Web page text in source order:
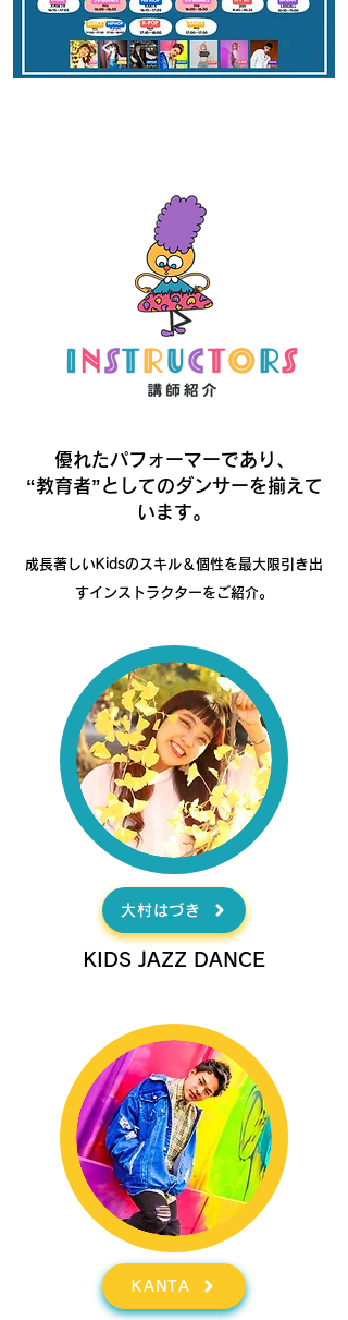
優れたパフォーマーであり、
“教育者”としてのダンサーを揃えて
います。
​成長著しいKidsのスキル＆個性を最大限引き出
すインストラクターをご紹介。
大村はづき
KIDS JAZZ DANCE
KANTA